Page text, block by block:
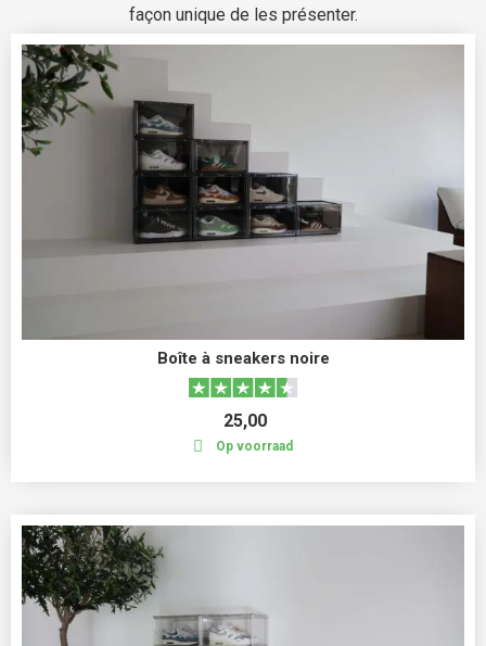
façon unique de les présenter.
Boîte à sneakers noire
25,00
Op voorraad